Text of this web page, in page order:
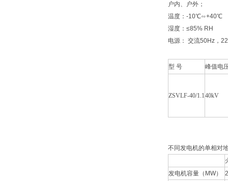
户内、户外；
温度：-10℃∽+40℃
湿度：≤85% RH
电源： 交流50Hz，
型 号 峰值电
ZSVLF-40/1.140kV
不同发电机的单相对
发电机容量（MW）